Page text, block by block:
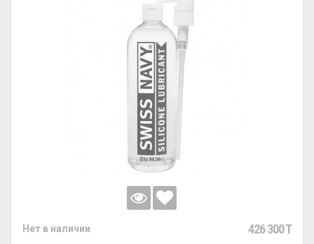
Нет в наличии 426 300 T